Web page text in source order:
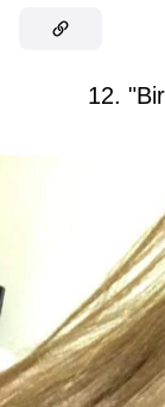
12.